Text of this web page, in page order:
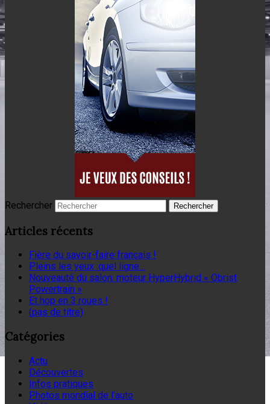
Rechercher
Articles récents
Fière du savoir-faire français !
Pleins les yeux :quel ligne…
Nouveauté du salon: moteur HyperHybrid « Obrist
Powertrain »
Et hop en 3 roues !
(pas de titre)
Catégories
Actu
Découvertes
Infos pratiques
Photos mondial de l'auto